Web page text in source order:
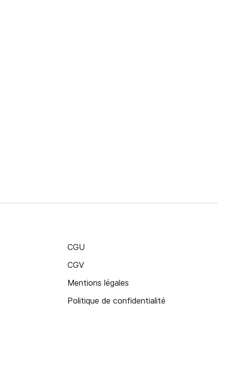
CGU
CGV
Mentions légales
Politique de confidentialité